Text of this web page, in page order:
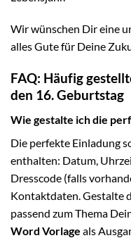
Wir wünschen Dir eine
alles Gute für Deine
FAQ: Häufig
den 16. Geburtstag
Wie gestalte ich die
Die perfekte Einladung
enthalten: Datum,
Dresscode (falls
Kontaktdaten. Gestalte
passend zum Thema
Word Vorlage als